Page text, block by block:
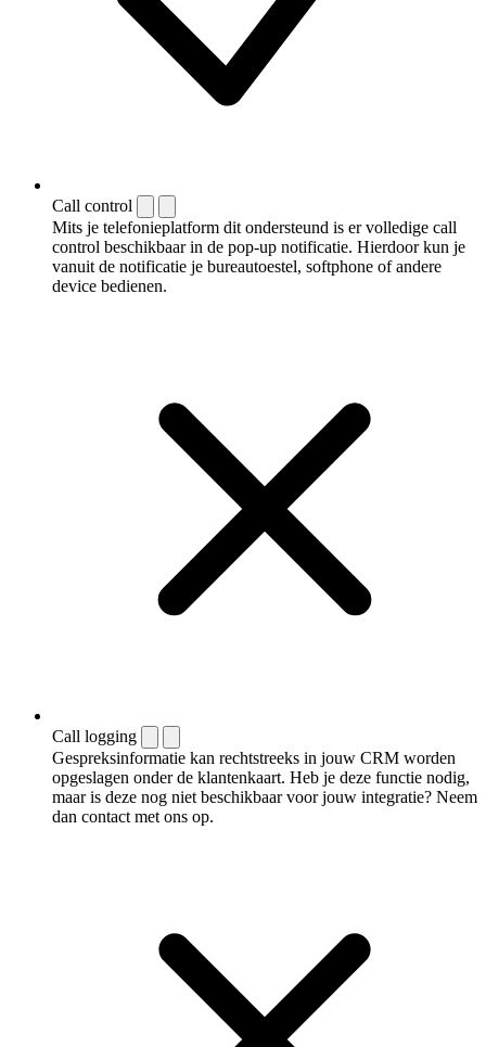
Call control
Mits je telefonieplatform dit ondersteund is er volledige call
control beschikbaar in de pop-up notificatie. Hierdoor kun je
vanuit de notificatie je bureautoestel, softphone of andere
device bedienen.
Call logging
Gespreksinformatie kan rechtstreeks in jouw CRM worden
opgeslagen onder de klantenkaart. Heb je deze functie nodig,
maar is deze nog niet beschikbaar voor jouw integratie? Neem
dan contact met ons op.